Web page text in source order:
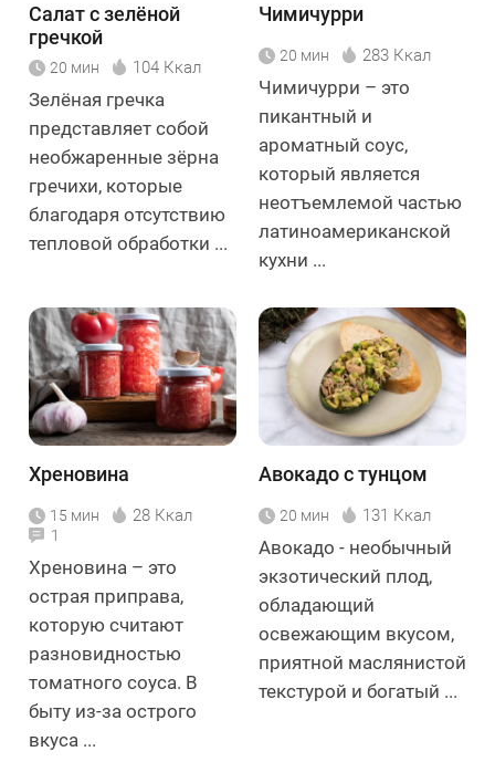
Салат с зелёной
гречкой
20 мин 104 Ккал
Зелёная гречка
представляет собой
необжаренные зёрна
гречихи, которые
благодаря отсутствию
тепловой обработки ...
Чимичурри
20 мин 283 Ккал
Чимичурри – это
пикантный и
ароматный соус,
который является
неотъемлемой частью
латиноамериканской
кухни ...
Хреновина
15 мин 28 Ккал
1
Хреновина – это
острая приправа,
которую считают
разновидностью
томатного соуса. В
быту из-за острого
вкуса ...
Авокадо с тунцом
20 мин 131 Ккал
Авокадо - необычный
экзотический плод,
обладающий
освежающим вкусом,
приятной маслянистой
текстурой и богатый ...